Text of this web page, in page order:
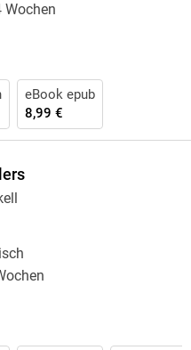
Wochen
eBook epub
8,99 €